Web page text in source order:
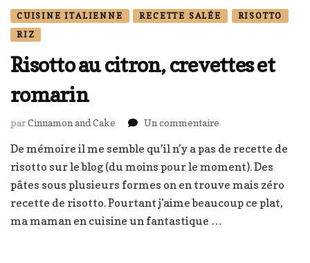
CUISINE ITALIENNE RECETTE SALÉE
RISOTTO
RIZ
Risotto au citron, crevettes et
romarin
parCinnamon and Cake Un commentaire
au
citron,
crevettes
romarin
De mémoire il me semble qu’il n’y a pas de recette de
risotto sur le blog (du moins pour le moment). Des
pâtes sous plusieurs formes on en trouve mais zéro
recette de risotto. Pourtant j’aime beaucoup ce plat,
ma maman en cuisine un fantastique …